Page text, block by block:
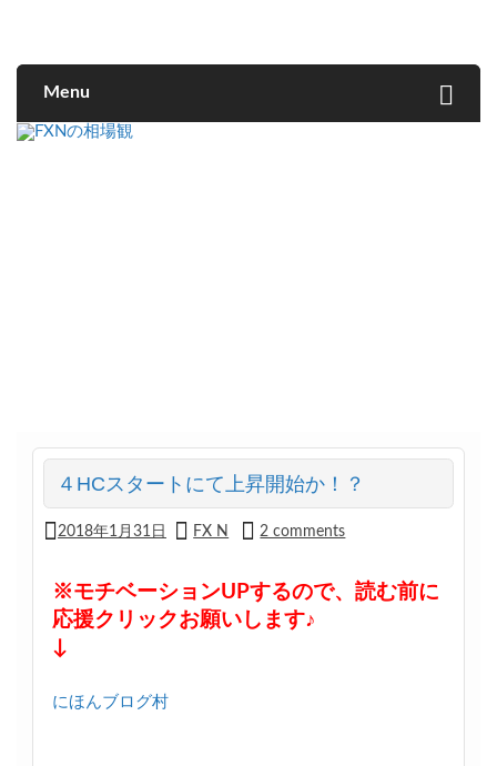
Menu
４HCスタートにて上昇開始か！？
2018年1月31日 FX N 2 comments
※モチベーションUPするので、読む前に
応援クリックお願いします♪
↓
にほんブログ村